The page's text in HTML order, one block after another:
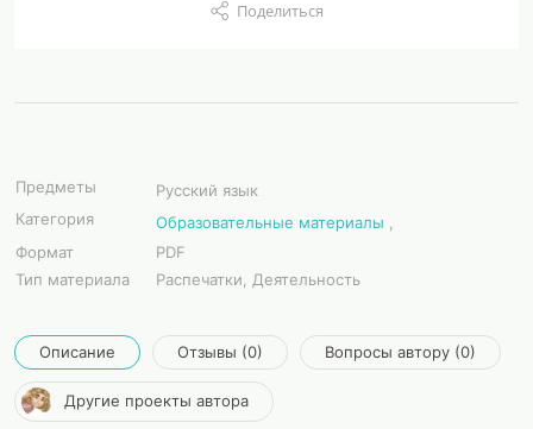
Поделиться
Предметы
Русский язык
Категория
Образовательные материалы
Формат
PDF
Тип материала
Распечатки, Деятельность
Описание Отзывы (0) Вопросы автору (0)
Другие проекты автора